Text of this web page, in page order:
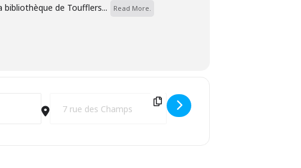
bibliothèque de Toufflers... Read More.
Destination Address - La café des parents [OdXEIbMWF]